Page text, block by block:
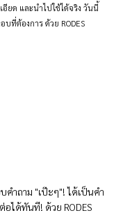
ยด และนำไปใช้ได้จริง วันนี้
ที่ต้องการ ด้วย RODES
คำถาม "เป๊ะๆ"! ได้เป็นคำ
อได้ทันที! ด้วย RODES